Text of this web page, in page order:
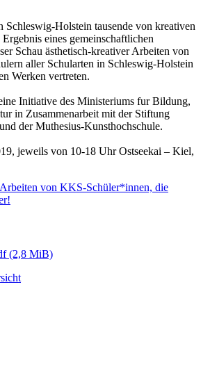
Schleswig-Holstein tausende von kreativen
eines gemeinschaftlichen
Schau ästhetisch-kreativer Arbeiten von
aller Schularten in Schleswig-Holstein
Werken vertreten.
Initiative des Ministeriums fur Bildung,
in Zusammenarbeit mit der Stiftung
der Muthesius-Kunsthochschule.
jeweils von 10-18 Uhr Ostseekai – Kiel,
von KKS-Schüler*innen, die
(2,8 MiB)